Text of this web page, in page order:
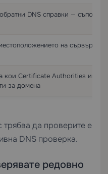
DNS справки —
на сървъри за
кои Certificate Authorities имат
за домена
трябва да проверите е
DNS проверка.
редовно